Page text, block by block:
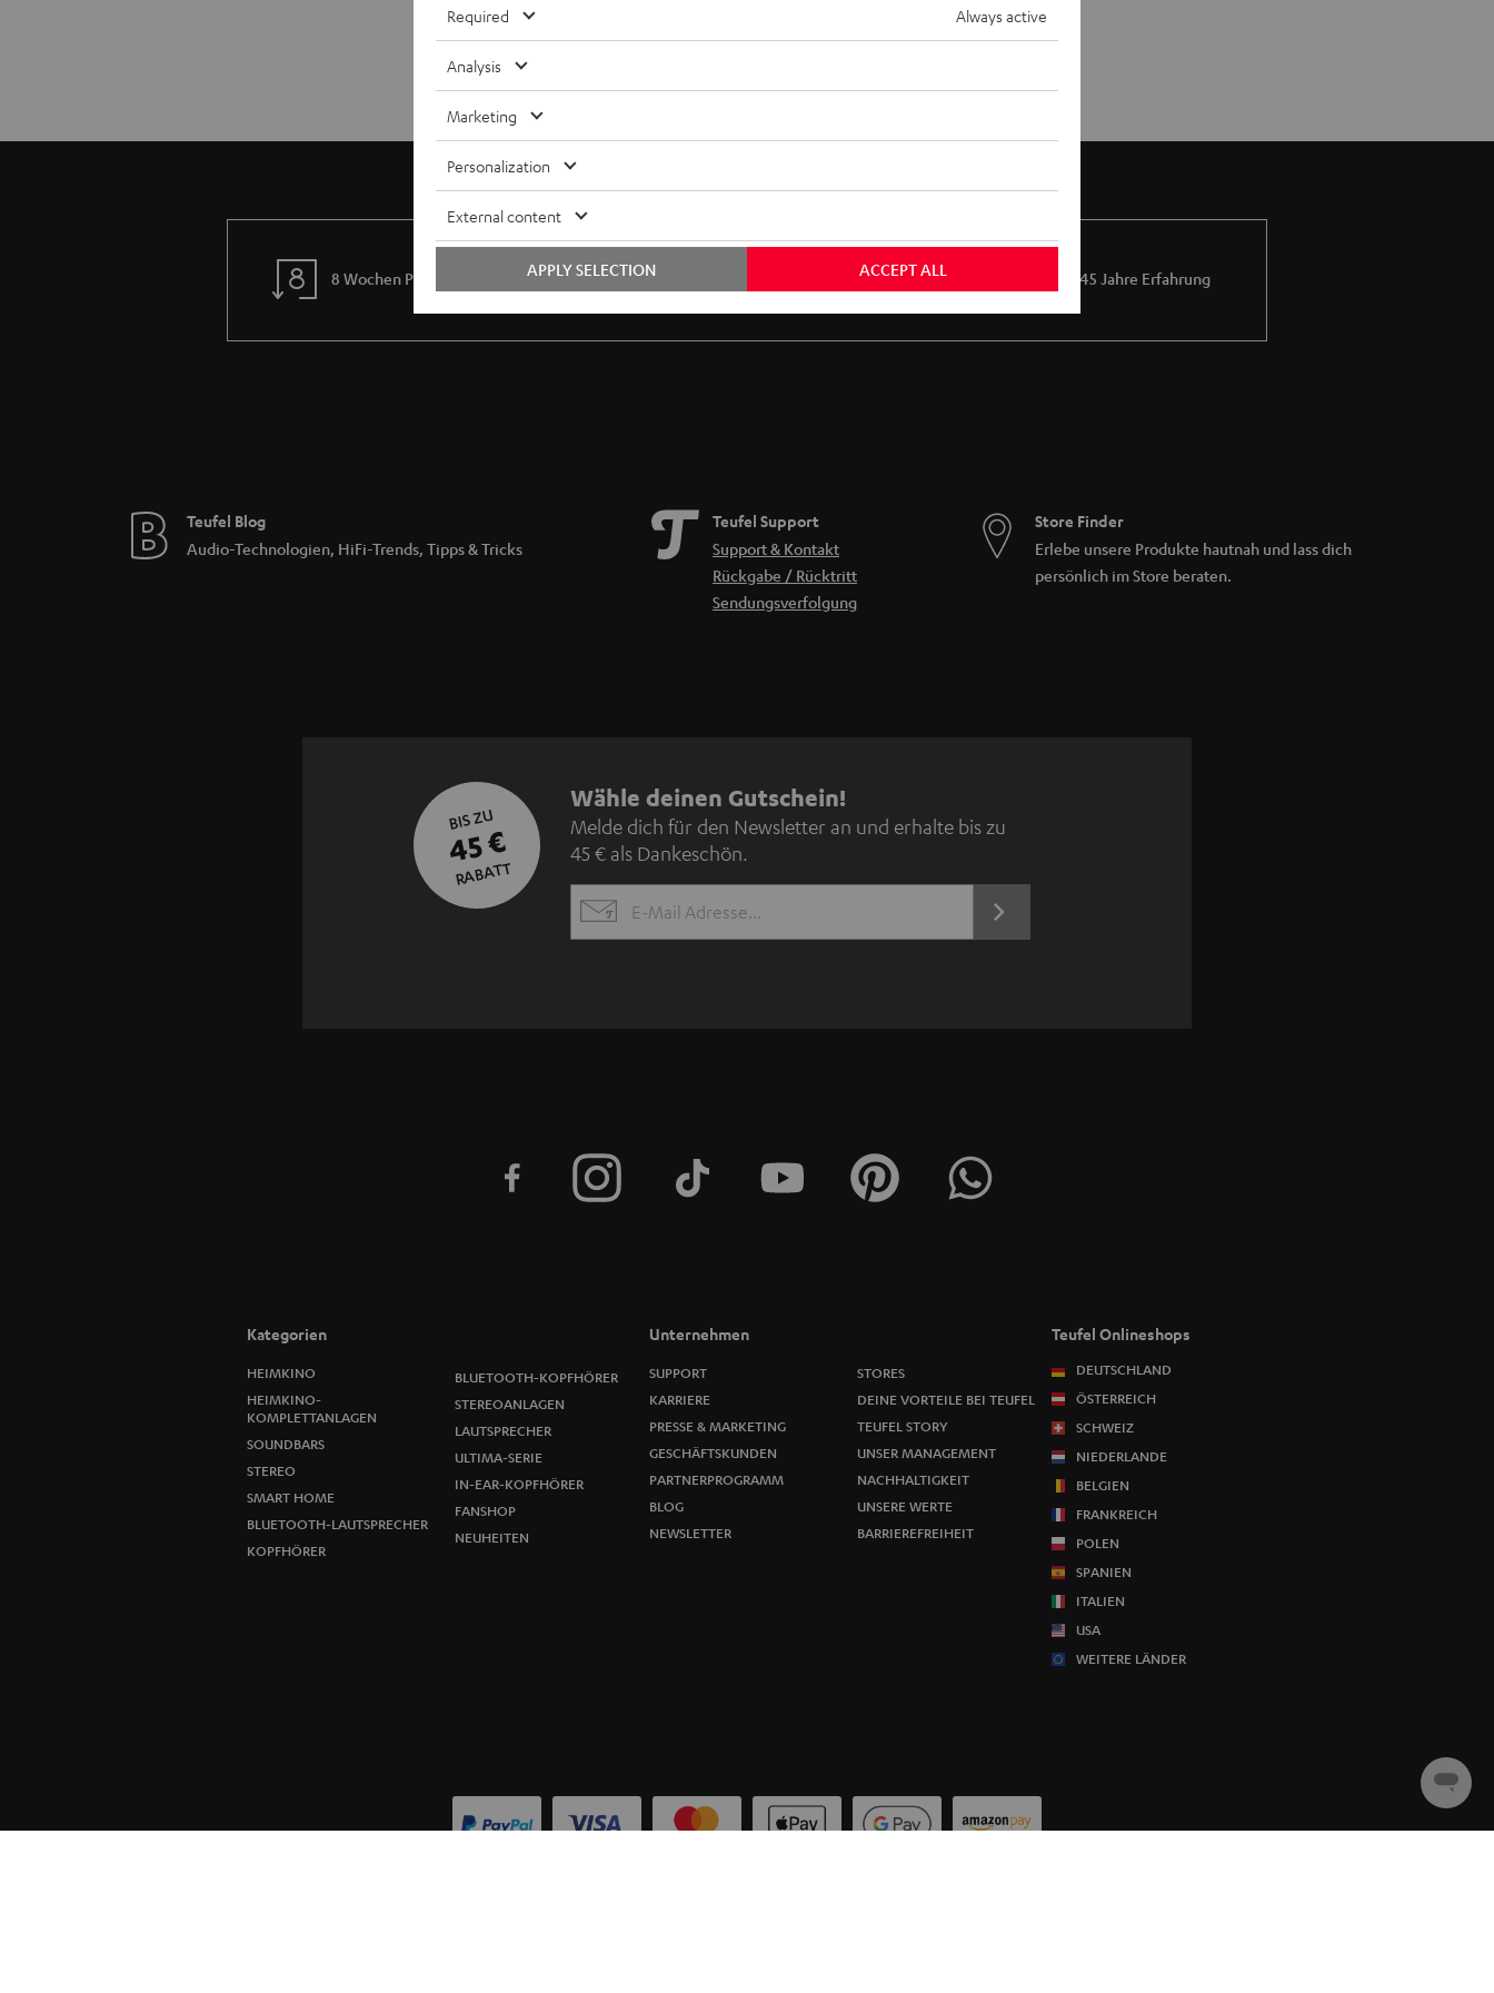
8 Wochen Probehören Gratis Rückversand Inhouse Kundenservice Mehr als 45 Jahre Erfahrung
Teufel Blog
Audio-Technologien, HiFi-Trends, Tipps & Tricks
Teufel Support
Support & Kontakt
Rückgabe / Rücktritt
Sendungsverfolgung
Store Finder
Erlebe unsere Produkte hautnah und lass dich
persönlich im Store beraten.
BIS ZU
45 €
RABATT
N
e
w
s
e
r
e
d
Wähle deinen Gutschein!
Melde dich für den Newsletter an und erhalte bis zu
45 € als Dankeschön.
EMAIL
JETZT
ANMELDEN
Kategorien
HEIMKINO
HEIMKINO-
KOMPLETTANLAGEN
SOUNDBARS
STEREO
SMART HOME
BLUETOOTH-LAUTSPRECHER
KOPFHÖRER
BLUETOOTH-KOPFHÖRER
STEREOANLAGEN
LAUTSPRECHER
ULTIMA-SERIE
IN-EAR-KOPFHÖRER
FANSHOP
NEUHEITEN
Unternehmen
SUPPORT
KARRIERE
PRESSE & MARKETING
GESCHÄFTSKUNDEN
PARTNERPROGRAMM
BLOG
NEWSLETTER
STORES
DEINE VORTEILE BEI TEUFEL
TEUFEL STORY
UNSER MANAGEMENT
NACHHALTIGKEIT
UNSERE WERTE
BARRIEREFREIHEIT
Teufel Onlineshops
DEUTSCHLAND
ÖSTERREICH
SCHWEIZ
NIEDERLANDE
BELGIEN
FRANKREICH
POLEN
SPANIEN
ITALIEN
USA
WEITERE LÄNDER
Chat
starten
Required Always active
Analysis
Marketing
Personalization
External content
ACCEPT ALL
APPLY SELECTION